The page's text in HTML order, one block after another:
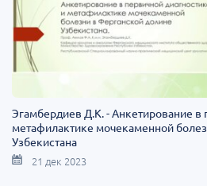
Эгамбердиев Д.К. - Анкетирование в
метафилактике мочекаменной
Узбекистана
21 дек 2023